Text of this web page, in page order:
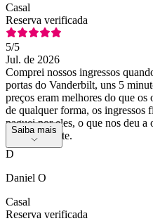
Casal
Reserva verificada
5/5
Jul. de 2026
Comprei nossos ingressos
portas do Vanderbilt, uns 5
preços eram melhores do que
de qualquer forma, os ingressos
paguei por eles, o que nos deu a
imediatamente.
Saiba mais
D
Daniel O
Casal
Reserva verificada